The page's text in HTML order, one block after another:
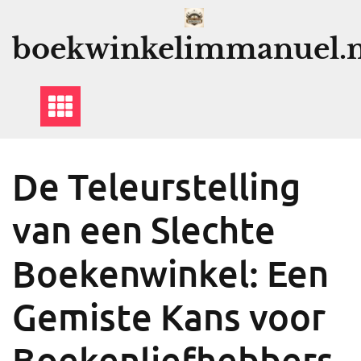
De Teleurstelling
van een Slechte
Boekenwinkel: Een
Gemiste Kans voor